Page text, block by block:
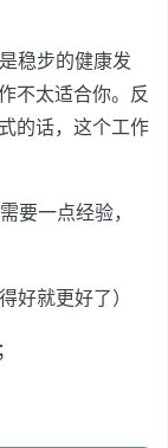
稳步的健康发
不太适合你。反
的话，这个工作
要一点经验，
好就更好了）
；